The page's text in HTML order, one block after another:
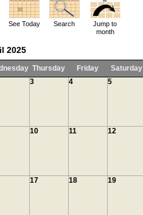
See Today Search
Jump to
month
2025
Thursday Friday Saturday
3 4 5
10 11 12
17 18 19